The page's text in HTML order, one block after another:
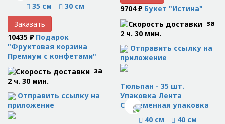
35 см
30 см
Заказать
10435 ₽ Подарок
"Фруктовая корзина
Премиум с конфетами"
за
2 ч. 30 мин.
Отправить ссылку на
приложение
9704 ₽ Букет "Истина"
за
2 ч. 30 мин.
Отправить ссылку на
приложение
Тюльпан - 35 шт.
Упаковка Лента
Современная упаковка
40 см
40 см